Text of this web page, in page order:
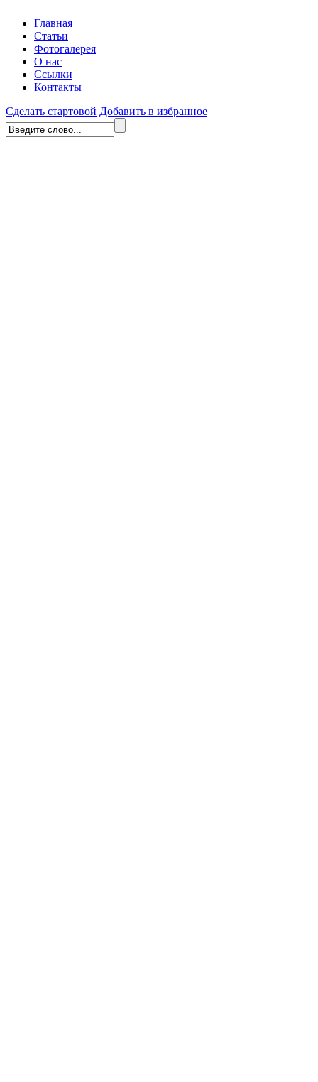
Главная
Статьи
Фотогалерея
О нас
Ссылки
Контакты
Сделать стартовой Добавить в избранное